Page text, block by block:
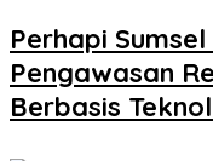
Perhapi
Pengawasan
Berbasis